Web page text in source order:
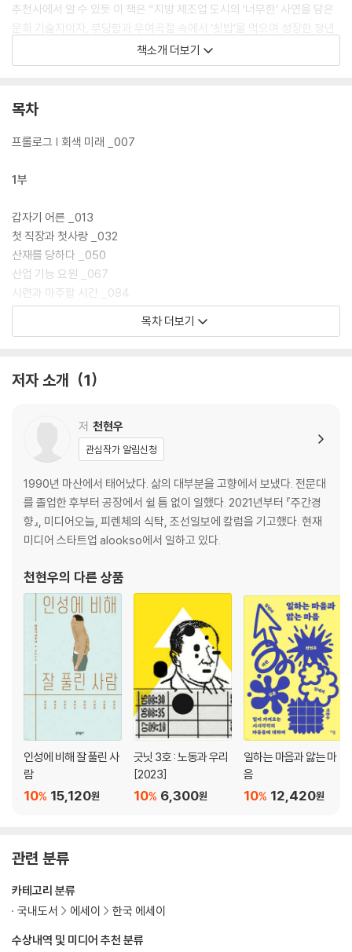
추천사에서 알 수 있듯 이 책은 “지방 제조업 도시의 ‘너무한’ 사연을 담은
문화 기술지이자, 부당함과 우여곡절 속에서 ‘쇳밥’을 먹으며 성장한 청년
용접 노동자의 ‘일지’”이다. 세대론을 논할 때조차 소외되는 ‘4년제 대학
출신-수도권 거주자’가 아닌 한 용접공의 “생각보다는 힘들되 꾸역꾸역
좌절이 공존했고, 꿈이 짓이겨졌다가 다시금 피어”(「프롤로그」에서)나는
책소개 더보기
목차
프롤로그 | 회색 미래 _007
1부
갑자기 어른 _013
첫 직장과 첫사랑 _032
산재를 당하다 _050
산업 기능 요원 _067
시련과 마주할 시간 _084
용접을 배우다 _123
대통령도 바뀌고, 직장도 바뀌고 _170
수도사처럼 지낸 타지생활 _186
일기를 다시 쓴 계기 _203
3부
변화의 바람이 불었다 _219
다시 만난 사람들 _247
청색에서 백색으로 _261
쇳물과 먹물 _274
에필로그 | 고향을 떠나며 _285
목차 더보기
저자 소개 1
저 천현우
관심작가 알림신청
1990년 마산에서 태어났다. 삶의 대부분을 고향에서 보냈다. 전문대
를 졸업한 후부터 공장에서 쉴 틈 없이 일했다. 2021년부터 『주간경
향』, 미디어오늘, 피렌체의 식탁, 조선일보에 칼럼을 기고했다. 현재
미디어 스타트업 alookso에서 일하고 있다.
천현우의 다른 상품
인성에 비해 잘 풀린 사
람
15,120원
10%
긋닛 3호 : 노동과 우리
[2023]
6,300원
10%
일하는 마음과 앓는 마
음
12,420원
10%
관련 분류
수상내역 및 미디어 추천 분류
카테고리 분류
국내도서
에세이 한국 에세이